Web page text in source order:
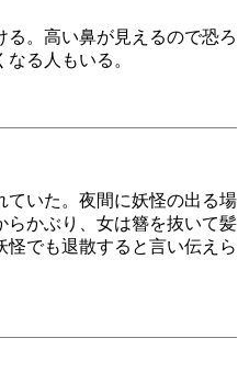
。高い鼻が見えるので恐ろ
る人もいる。
ていた。夜間に妖怪の出る場
らかぶり、女は簪を抜いて髪
でも退散すると言い伝えら